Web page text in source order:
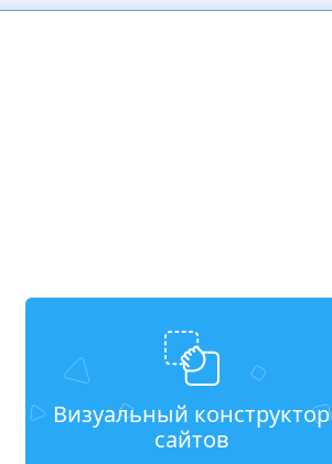
Визуальный конструктор
сайтов